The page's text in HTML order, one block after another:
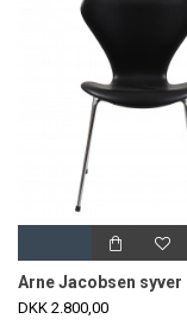
DKK 2.800,00